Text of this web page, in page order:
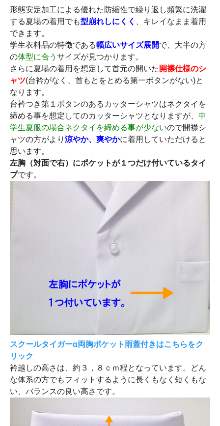
形態安定加工による優れた防縮性で繰り返し頻繁に洗濯
する夏場の着用でも型崩れしにくく
、キレイなまま着用
できます。
学生衣料品の特徴である幅広いサイズ展開で、大半の方
の体型に合う サイズが見つかります。
さらに夏場の着用を想定して首元の開いた 開襟仕様のシ
ャツ(台衿がなく、首もとをとめる第一ボタンがない)と
なります。
台衿つき第１ボタンのあるカッターシャツはネクタイを
締める事を想定してのカッターシャツとなりますが、 中
学生夏服の場合ネクタイを締める事が少ないので開襟シ
ャツの方がより 涼やか、爽やかに着用していただけると
思います。
左胸（対面で右）にポケットが１つだけ付いているタイ
プです。
スクールタイガーα両胸ポケット雨蓋付きはこちらをク
リック
衿越しの高さは、約３，８ｃｍ程となっています。どん
な体系の方でもフィットするように長くもなく短くもな
い、バランスの良い高さです。